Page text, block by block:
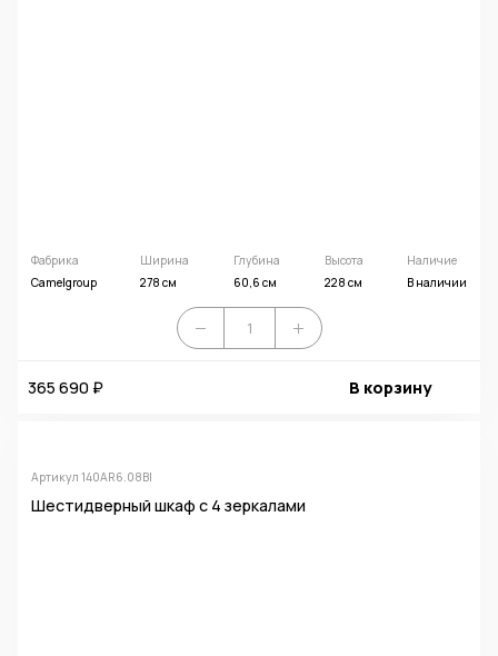
Фабрика
Camelgroup
Ширина
278 см
Глубина
60,6 см
Высота
228 см
Наличие
В наличии
365 690 ₽ В корзину
Артикул 140AR6.08BI
Шестидверный шкаф с 4 зеркалами